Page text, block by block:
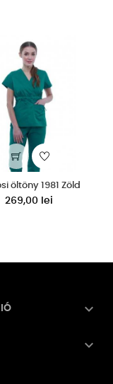
öltöny 1981 Zöld
269,00 lei

